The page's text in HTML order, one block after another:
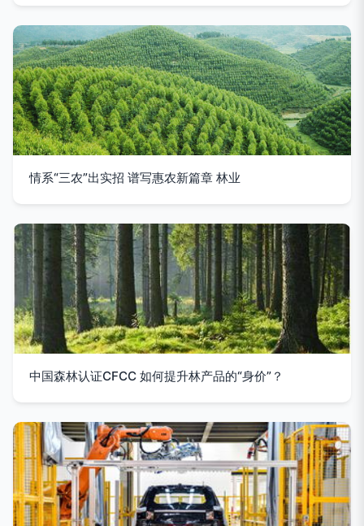
情系“三农”出实招 谱写惠农新篇章 林业
中国森林认证CFCC 如何提升林产品的“身价”？